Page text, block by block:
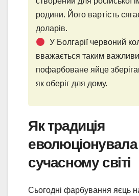
родини. Його вартість
доларів.
У Болгарії червоний
вважається таким
пофарбоване яйце
як оберіг для дому.
Як традиція
сучасному світі
Сьогодні фарбування яєць